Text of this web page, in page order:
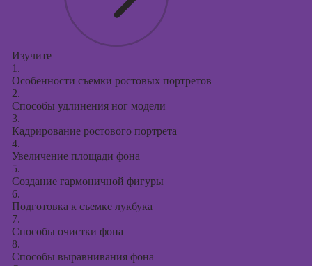
Изучите
1.
Особенности съемки ростовых портретов
2.
Способы удлинения ног модели
3.
Кадрирование ростового портрета
4.
Увеличение площади фона
5.
Создание гармоничной фигуры
6.
Подготовка к съемке лукбука
7.
Способы очистки фона
8.
Способы выравнивания фона